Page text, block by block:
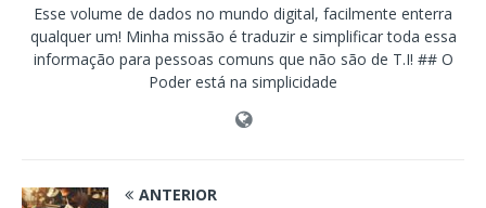
Esse volume de dados no mundo digital, facilmente enterra
qualquer um! Minha missão é traduzir e simplificar toda essa
informação para pessoas comuns que não são de T.I! ## O
Poder está na simplicidade
ANTERIOR